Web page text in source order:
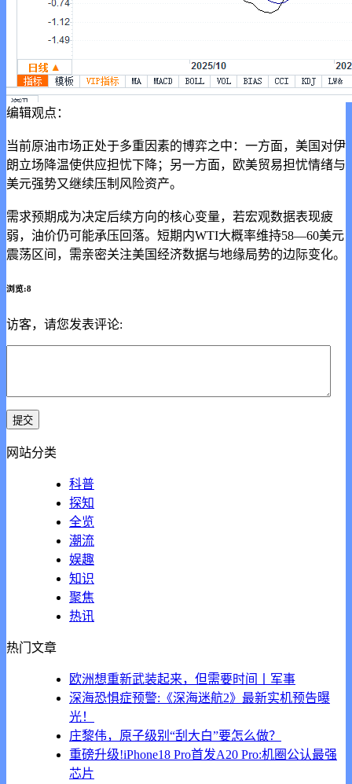
编辑观点：
当前原油市场正处于多重因素的博弈之中：一方面，美国对伊
朗立场降温使供应担忧下降；另一方面，欧美贸易担忧情绪与
美元强势又继续压制风险资产。
需求预期成为决定后续方向的核心变量，若宏观数据表现疲
弱，油价仍可能承压回落。短期内WTI大概率维持58—60美元
震荡区间，需亲密关注美国经济数据与地缘局势的边际变化。
浏览:8
访客，请您发表评论:
网站分类
科普
探知
全览
潮流
娱趣
知识
聚焦
热讯
热门文章
欧洲想重新武装起来，但需要时间丨军事
深海恐惧症预警:《深海迷航2》最新实机预告曝
光！
庄黎伟，原子级别“刮大白”要怎么做？
重磅升级!iPhone18 Pro首发A20 Pro:机圈公认最强
芯片